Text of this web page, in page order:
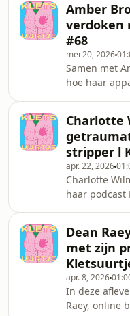
wijden aan
treedt ze
verder aan
praten over
naar
floepjeskast
geleden al
Amber
verdoken
#68
mei 20, 2026
Samen met
hoe haar
acteer
als grote
om op
zijn en veel
Charlotte
stripper l
apr. 22, 2026
Charlotte
haar podcast
op de
The Best
Have. We
op haar
haar
wat ze liever
Dean
met zijn
apr. 8, 2026
In deze
Raey, online